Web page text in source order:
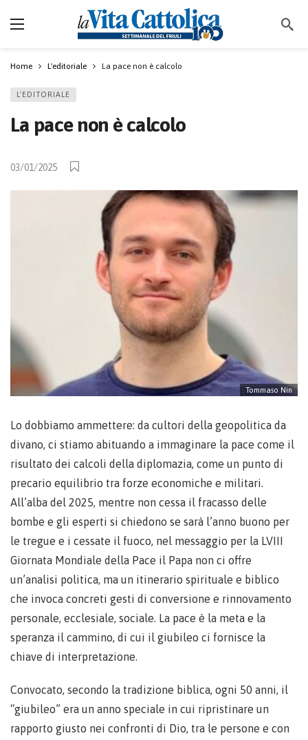
Home L'editoriale La pace non è calcolo
L'EDITORIALE
La pace non è calcolo
03/01/2025
Tommaso Nin
Lo dobbiamo ammettere: da cultori della geopolitica da
divano, ci stiamo abituando a immaginare la pace come il
risultato dei calcoli della diplomazia, come un punto di
precario equilibrio tra forze economiche e militari.
All’alba del 2025, mentre non cessa il fracasso delle
bombe e gli esperti si chiedono se sarà l’anno buono per
le tregue e i cessate il fuoco, nel messaggio per la LVIII
Giornata Mondiale della Pace il Papa non ci offre
un’analisi politica, ma un itinerario spirituale e biblico
che invoca concreti gesti di conversione e rinnovamento
personale, ecclesiale, sociale. La pace è la meta e la
speranza il cammino, di cui il giubileo ci fornisce la
chiave di interpretazione.
Convocato, secondo la tradizione biblica, ogni 50 anni, il
“giubileo” era un anno speciale in cui ripristinare un
rapporto giusto nei confronti di Dio, tra le persone e con